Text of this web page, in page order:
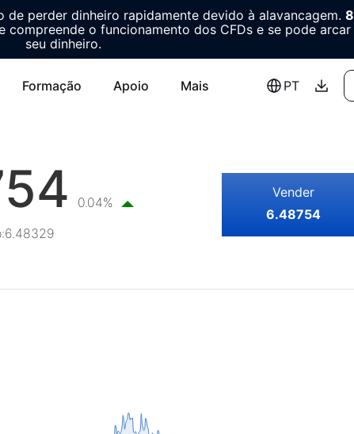
perder dinheiro rapidamente devido à alavancagem.
compreende o funcionamento dos CFDs e se pode
seu dinheiro.
Formação Apoio Mais PT
0.04%
:6.48329
Vender
6.48754